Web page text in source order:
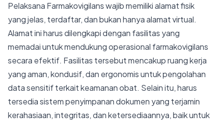
Pelaksana Farmakovigilans wajib memiliki alamat fisik
yang jelas, terdaftar, dan bukan hanya alamat virtual.
Alamat ini harus dilengkapi dengan fasilitas yang
memadai untuk mendukung operasional farmakovigilans
secara efektif. Fasilitas tersebut mencakup ruang kerja
yang aman, kondusif, dan ergonomis untuk pengolahan
data sensitif terkait keamanan obat. Selain itu, harus
tersedia sistem penyimpanan dokumen yang terjamin
kerahasiaan, integritas, dan ketersediaannya, baik untuk